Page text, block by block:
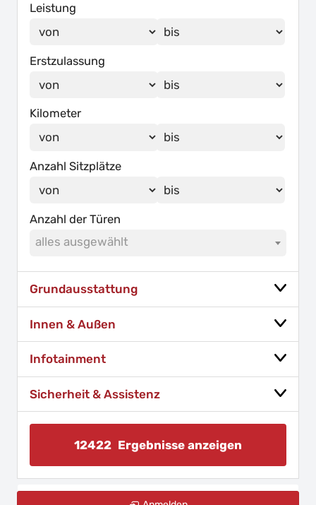
Leistung
Erstzulassung
Kilometer
Anzahl Sitzplätze
Anzahl der Türen
alles ausgewählt
Grundausstattung
Innen & Außen
Infotainment
Sicherheit & Assistenz
12422 Ergebnisse anzeigen